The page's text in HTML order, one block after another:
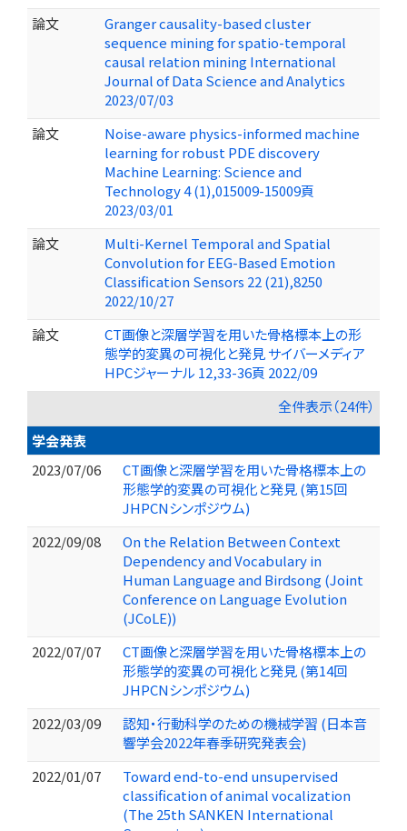
論文
Granger causality-based cluster
sequence mining for spatio-temporal
causal relation mining International
Journal of Data Science and Analytics
2023/07/03
論文
Noise-aware physics-informed machine
learning for robust PDE discovery
Machine Learning: Science and
Technology 4 (1),015009-15009頁
2023/03/01
論文
Multi-Kernel Temporal and Spatial
Convolution for EEG-Based Emotion
Classification Sensors 22 (21),8250
2022/10/27
論文
CT画像と深層学習を用いた骨格標本上の形
態学的変異の可視化と発見 サイバーメディア
HPCジャーナル 12,33-36頁 2022/09
全件表示（24件）
学会発表
2023/07/06
CT画像と深層学習を用いた骨格標本上の
形態学的変異の可視化と発見 (第15回
JHPCNシンポジウム)
2022/09/08
On the Relation Between Context
Dependency and Vocabulary in
Human Language and Birdsong (Joint
Conference on Language Evolution
(JCoLE))
2022/07/07
CT画像と深層学習を用いた骨格標本上の
形態学的変異の可視化と発見 (第14回
JHPCNシンポジウム)
2022/03/09
認知・行動科学のための機械学習 (日本音
響学会2022年春季研究発表会)
2022/01/07
Toward end-to-end unsupervised
classification of animal vocalization
(The 25th SANKEN International